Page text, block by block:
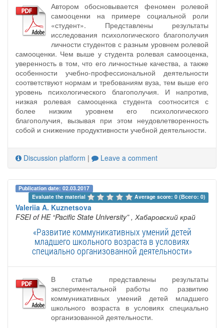
Автором обосновывается феномен ролевой
самооценки на примере социальной роли
«студент». Представлены результаты
исследования психологического благополучия
личности студентов с разным уровнем ролевой
самооценки. Чем выше у студента ролевая самооценка,
уверенность в том, что его личностные качества, а также
особенности учебно-профессиональной деятельности
соответствуют нормам и требованиям вуза, тем выше его
уровень психологического благополучия. И напротив,
низкая ролевая самооценка студента соотносится с
более низким уровнем его психологического
благополучия, вызывая при этом неудовлетворенность
собой и снижение продуктивности учебной деятельности.
Discussion platform | Leave a comment
Publication date: 02.03.2017
Evaluate the material
Average score: 0 (Всего: 0)
Valeriia A. Kuznetsova
FSEI of HE “Pacific State University” , Хабаровский край
«Развитие коммуникативных умений детей
младшего школьного возраста в условиях
специально организованной деятельности»
В статье представлены результаты
экспериментальной работы по развитию
коммуникативных умений детей младшего
школьного возраста в условиях специально
организованной деятельности.